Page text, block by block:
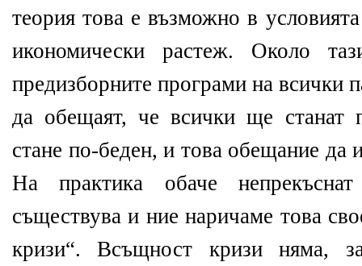
теория това е възможно в
икономически растеж. Около
предизборните програми на всички
да обещаят, че всички ще станат
стане по-беден, и това обещание да
На практика обаче
съществува и ние наричаме това
кризи“. Всъщност кризи няма,